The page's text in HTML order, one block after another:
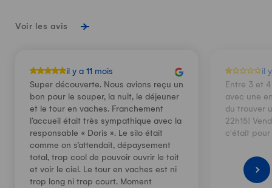
Voir les avis
il y a 11 mois
Super découverte. Nous avions reçu un
bon pour le souper, la nuit, le déjeuner
et le tour en vaches. Franchement
l’accueil était très sympathique avec la
responsable « Doris ». Le silo était
comme on s’attendait, dépaysement
total, trop cool de pouvoir ouvrir le toit
et voir le ciel. Le tour en vaches est ni
trop long ni trop court. Moment
il
Entre 3 et
avec une
du trouver
22h15!
c'était pour